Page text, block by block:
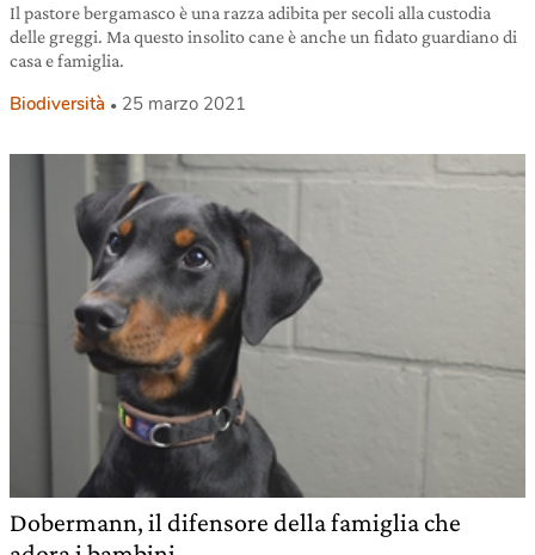
Il pastore bergamasco è una razza adibita per secoli alla custodia
delle greggi. Ma questo insolito cane è anche un fidato guardiano di
casa e famiglia.
Biodiversità 25 marzo 2021
Dobermann, il difensore della famiglia che